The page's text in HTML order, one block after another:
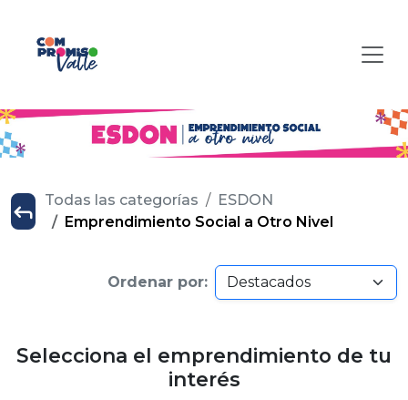
Todas las categorías
ESDON
Emprendimiento Social a Otro Nivel
Ordenar por:
Selecciona el emprendimiento de tu
interés